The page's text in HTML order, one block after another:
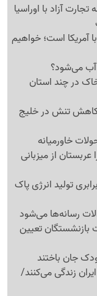
آزاد با اوراسیا
آمریکا است؛ خواهیم
آب می‌شود؟
در چند استان
کاهش تنش در خلیج
خاورمیانه
عربستان از میزبانی
خورشیدی‌ها به کمک برق آمدند؛ رشد 4.6 برابری تولید انرژی پاک
رسانه‌ها می‌شود
بازنشستگان تعیین
بالای 45 سال در ایران زندگی می‌کنند/